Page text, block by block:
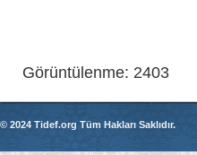
Görüntülenme: 2403
© 2024 Tidef.org Tüm Hakları Saklıdır.